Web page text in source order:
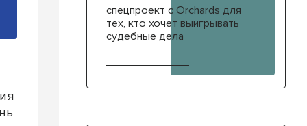
спецпроект с Orchards для
тех, кто хочет выигрывать
судебные дела